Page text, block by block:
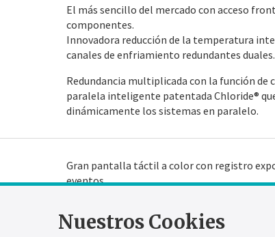
El más sencillo del mercado con acceso
componentes.
Innovadora reducción de la temperatura
canales de enfriamiento redundantes duales.
Redundancia multiplicada con la función de
paralela inteligente patentada Chloride®
dinámicamente los sistemas en paralelo.
Gran pantalla táctil a color con registro
eventos.
Exportación de todos los eventos grabados
Nuestros Cookies